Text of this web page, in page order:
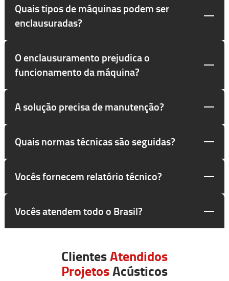
Quais tipos de máquinas podem ser
enclausuradas?
O enclausuramento prejudica o
funcionamento da máquina?
A solução precisa de manutenção?
Quais normas técnicas são seguidas?
Vocês fornecem relatório técnico?
Vocês atendem todo o Brasil?
ClientesAtendidos
ProjetosAcústicos